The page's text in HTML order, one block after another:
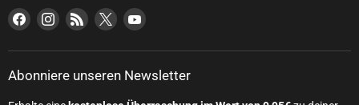
Finden Sie uns auf Facebook
Finden Sie uns auf Instagram
Finden Sie uns auf RSS
Finden Sie uns auf X
Finden Sie uns auf YouTube
Abonniere unseren Newsletter